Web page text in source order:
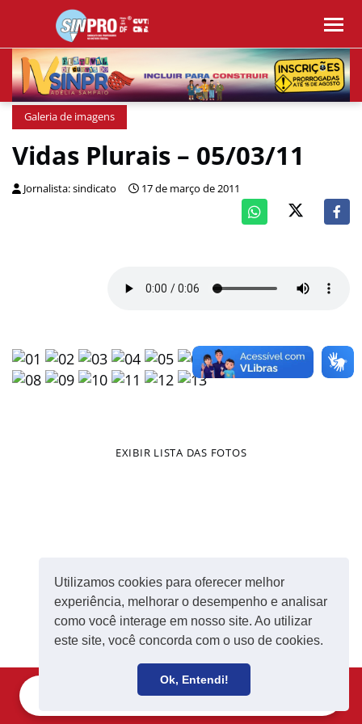
Utilizamos cookies para oferecer melhor
experiência, melhorar o desempenho e analisar
como você interage em nosso site. Ao utilizar
este site, você concorda com o uso de cookies.
Ok, Entendi!
Galeria de imagens
Vidas Plurais – 05/03/11
Jornalista: sindicato 17 de março de 2011
EXIBIR LISTA DAS FOTOS
Receba notícias